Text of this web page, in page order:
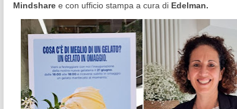
Mindshare e con ufficio stampa a cura di Edelman.